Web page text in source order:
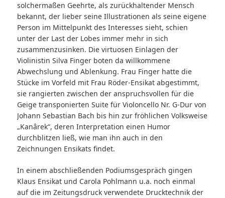
solchermaßen Geehrte, als zurückhaltender Mensch
bekannt, der lieber seine Illustrationen als seine eigene
Person im Mittelpunkt des Interesses sieht, schien
unter der Last der Lobes immer mehr in sich
zusammenzusinken. Die virtuosen Einlagen der
Violinistin Silva Finger boten da willkommene
Abwechslung und Ablenkung. Frau Finger hatte die
Stücke im Vorfeld mit Frau Röder-Ensikat abgestimmt,
sie rangierten zwischen der anspruchsvollen für die
Geige transponierten Suite für Violoncello Nr. G-Dur von
Johann Sebastian Bach bis hin zur fröhlichen Volksweise
„Kanârek“, deren Interpretation einen Humor
durchblitzen ließ, wie man ihn auch in den
Zeichnungen Ensikats findet.
In einem abschließenden Podiumsgespräch gingen
Klaus Ensikat und Carola Pohlmann u.a. noch einmal
auf die im Zeitungsdruck verwendete Drucktechnik der